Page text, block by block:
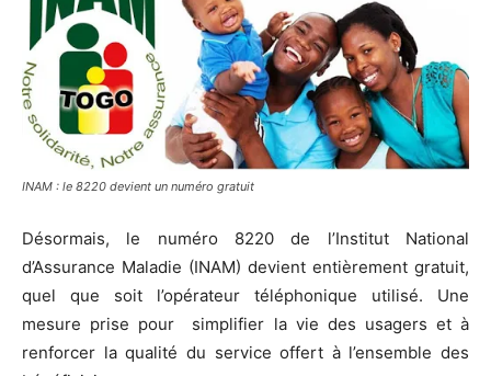
INAM : le 8220 devient un numéro gratuit
Désormais, le numéro 8220 de l’Institut National
d’Assurance Maladie (INAM) devient entièrement gratuit,
quel que soit l’opérateur téléphonique utilisé. Une
mesure prise pour simplifier la vie des usagers et à
renforcer la qualité du service offert à l’ensemble des